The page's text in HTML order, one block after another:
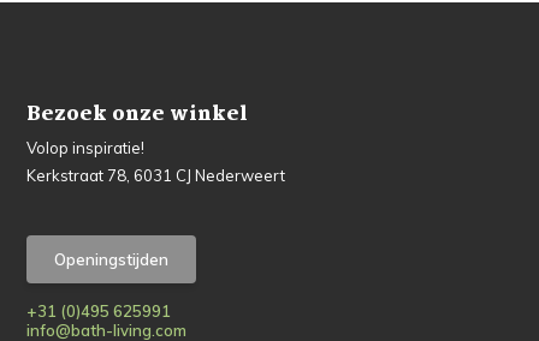
Bezoek onze winkel
Volop inspiratie!
Kerkstraat 78, 6031 CJ Nederweert
Openingstijden
+31 (0)495 625991
info@bath-living.com